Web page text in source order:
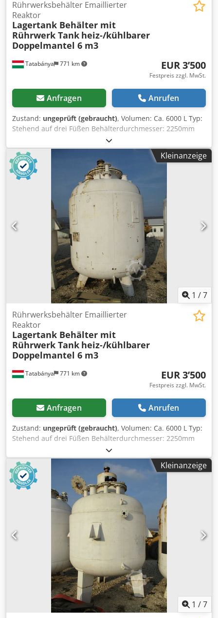
Tatabánya 771 km
Rührwerksbehälter Emaillierter
Reaktor
Lagertank Behälter mit
Rührwerk Tank heiz-/kühlbarer
Doppelmantel 6 m3
EUR 3’500
Festpreis zzgl. MwSt.
Anfragen Anrufen
Zustand: ungeprüft (gebraucht), Volumen: Ca. 6000 L Typ:
Stehend auf drei Füßen Behälterdurchmesser: 2250mm
heiz-/kühlbarer Doppelmantel Emaillierter Behälter
Chodpfx Alohg Niqoaja
Kleinanzeige
1 /7
Tatabánya 771 km
Rührwerksbehälter Emaillierter
Reaktor
Lagertank Behälter mit
Rührwerk Tank heiz-/kühlbarer
Doppelmantel 6 m3
EUR 3’500
Festpreis zzgl. MwSt.
Anfragen Anrufen
Zustand: ungeprüft (gebraucht), Volumen: Ca. 6000 L Typ:
Stehend auf drei Füßen Behälterdurchmesser: 2250mm
heiz-/kühlbarer Doppelmantel Cedjhg Nk Djpfx Alajha
Emaillierter Behälter
Kleinanzeige
1 /7